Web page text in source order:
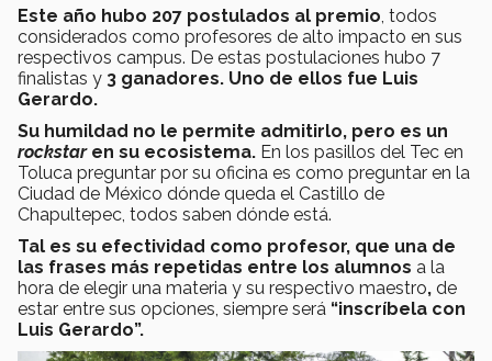
Este año hubo 207 postulados al premio, todos
considerados como profesores de alto impacto en sus
respectivos campus. De estas postulaciones hubo 7
finalistas y 3 ganadores. Uno de ellos fue Luis
Gerardo.
Su humildad no le permite admitirlo, pero es un
rockstaren su ecosistema. En los pasillos del Tec en
Toluca preguntar por su oficina es como preguntar en la
Ciudad de México dónde queda el Castillo de
Chapultepec, todos saben dónde está.
Tal es su efectividad como profesor, que una de
las frases más repetidas entre los alumnos a la
hora de elegir una materia y su respectivo maestro, de
estar entre sus opciones, siempre será “inscríbela con
Luis Gerardo”.